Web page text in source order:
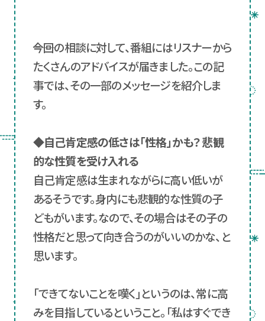
――今回の相談に対して、番組にはリスナーから
たくさんのアドバイスが届きました。この記
事では、その一部のメッセージを紹介しま
す。
◆自己肯定感の低さは「性格」かも？ 悲観
的な性質を受け入れる
自己肯定感は生まれながらに高い低いが
あるそうです。身内にも悲観的な性質の子
どもがいます。なので、その場合はその子の
性格だと思って向き合うのがいいのかな、と
思います。
「できてないことを嘆く」というのは、常に高
みを目指しているということ。「私はすぐでき